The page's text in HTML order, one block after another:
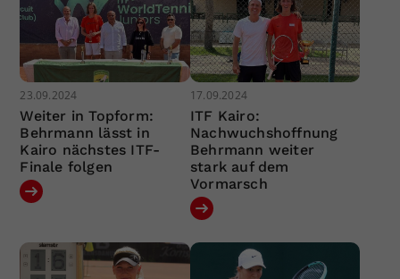
23.09.2024
Weiter in Topform:
Behrmann lässt in
Kairo nächstes ITF-
Finale folgen
17.09.2024
ITF Kairo:
Nachwuchshoffnung
Behrmann weiter
stark auf dem
Vormarsch